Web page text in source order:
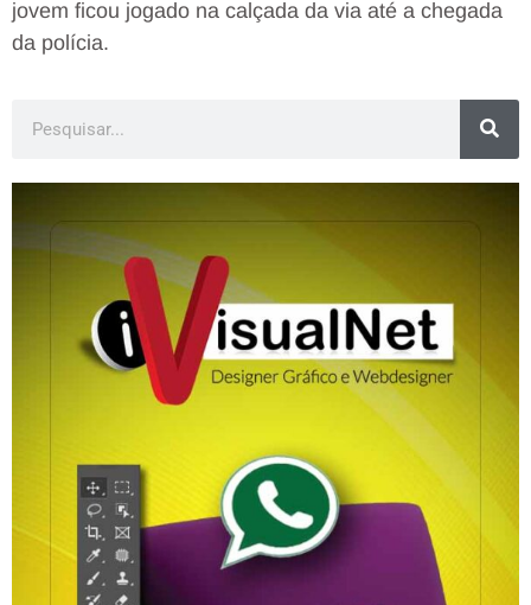
jovem ficou jogado na calçada da via até a chegada
da polícia.